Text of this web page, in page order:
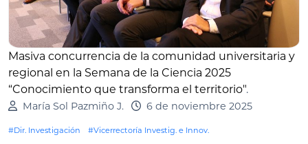
Masiva concurrencia de la comunidad universitaria y
regional en la Semana de la Ciencia 2025
“Conocimiento que transforma el territorio".
María Sol Pazmiño J. 6 de noviembre 2025
#Dir. Investigación #Vicerrectoría Investig. e Innov.